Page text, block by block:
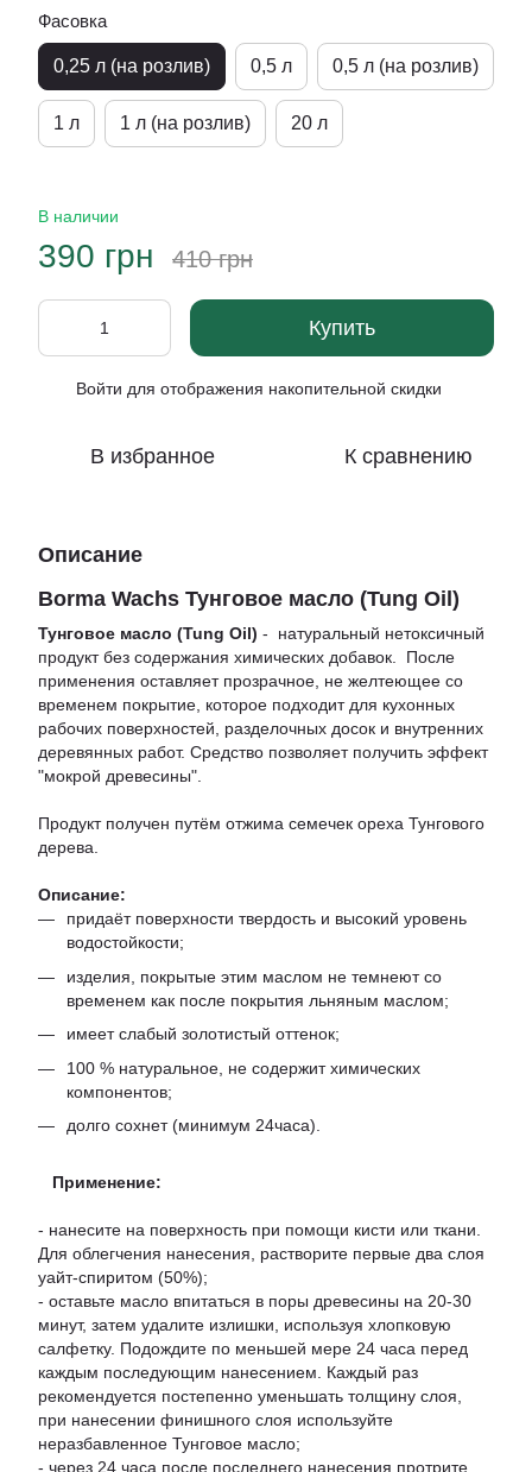
Фасовка
0,25 л (на розлив) 0,5 л 0,5 л (на розлив)
1 л 1 л (на розлив) 20 л
В наличии
390 грн 410 грн
Купить
Войти для отображения накопительной скидки
В избранное К сравнению
Описание
Borma Wachs Тунговое масло (Tung Oil)
Тунговое масло (Tung Oil) - натуральный нетоксичный
продукт без содержания химических добавок. После
применения оставляет прозрачное, не желтеющее со
временем покрытие, которое подходит для кухонных
рабочих поверхностей, разделочных досок и внутренних
деревянных работ. Средство позволяет получить эффект
"мокрой древесины".
Продукт получен путём отжима семечек ореха Тунгового
дерева.
Описание:
придаёт поверхности твердость и высокий уровень
водостойкости;
изделия, покрытые этим маслом не темнеют со
временем как после покрытия льняным маслом;
имеет слабый золотистый оттенок;
100 % натуральное, не содержит химических
компонентов;
долго сохнет (минимум 24часа).
Применение:
- нанесите на поверхность при помощи кисти или ткани.
Для облегчения нанесения, растворите первые два слоя
уайт-спиритом (50%);
- оставьте масло впитаться в поры древесины на 20-30
минут, затем удалите излишки, используя хлопковую
салфетку. Подождите по меньшей мере 24 часа перед
каждым последующим нанесением. Каждый раз
рекомендуется постепенно уменьшать толщину слоя,
при нанесении финишного слоя используйте
неразбавленное Тунговое масло;
- через 24 часа после последнего нанесения протрите